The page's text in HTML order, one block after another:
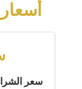
سعر الشراء (خام):